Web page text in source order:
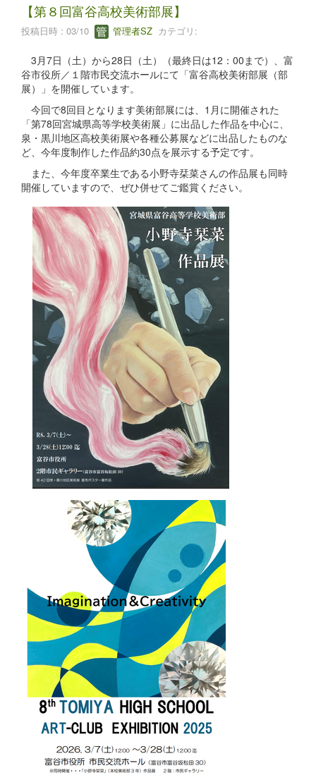
【第８回富谷高校美術部展】
投稿日時 : 03/10 管理者SZ カテゴリ:
3月7日（土）から28日（土）（最終日は12：00まで）、富
谷市役所／１階市民交流ホールにて「富谷高校美術部展（部
展）」を開催しています。
今回で8回目となります美術部展には、1月に開催された
「第78回宮城県高等学校美術展」に出品した作品を中心に、
泉・黒川地区高校美術展や各種公募展などに出品したものな
ど、今年度制作した作品約30点を展示する予定です。
また、今年度卒業生である小野寺栞菜さんの作品展も同時
開催していますので、ぜひ併せてご鑑賞ください。